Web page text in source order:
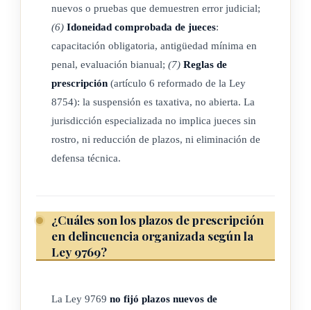
nuevos o pruebas que demuestren error judicial;
(6) Idoneidad comprobada de jueces:
capacitación obligatoria, antigüedad mínima en
penal, evaluación bianual; (7) Reglas de
prescripción (artículo 6 reformado de la Ley
8754): la suspensión es taxativa, no abierta. La
jurisdicción especializada no implica jueces sin
rostro, ni reducción de plazos, ni eliminación de
defensa técnica.
¿Cuáles son los plazos de prescripción
en delincuencia organizada según la
Ley 9769?
La Ley 9769 no fijó plazos nuevos de